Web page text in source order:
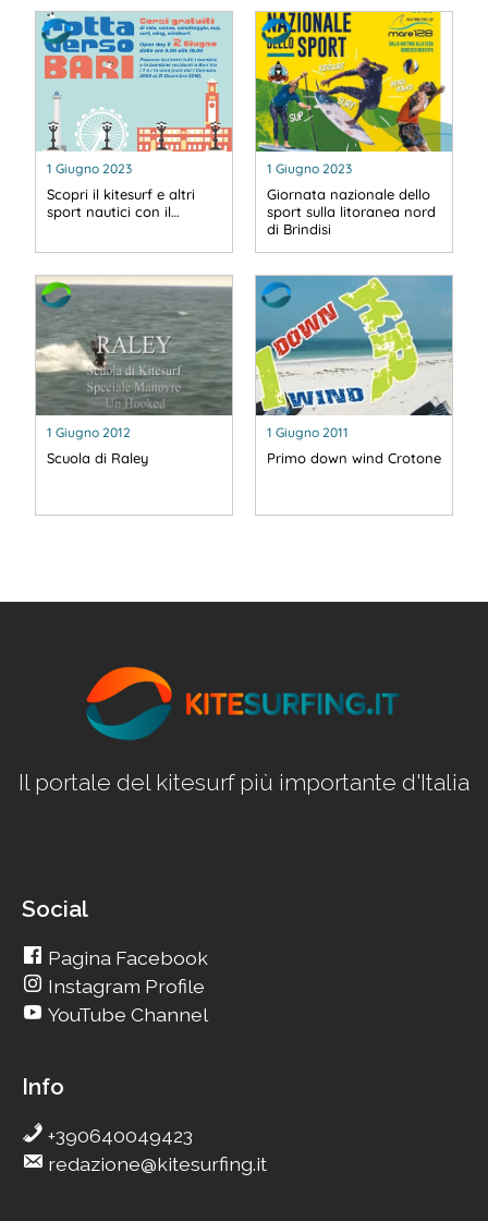
1 Giugno 2023
Scopri il kitesurf e altri
sport nautici con il…
1 Giugno 2023
Giornata nazionale dello
sport sulla litoranea nord
di Brindisi
1 Giugno 2012
Scuola di Raley
1 Giugno 2011
Primo down wind Crotone
Il portale del kitesurf più importante d'Italia
Social
Pagina Facebook
Instagram Profile
YouTube Channel
Info
+390640049423
redazione@kitesurfing.it